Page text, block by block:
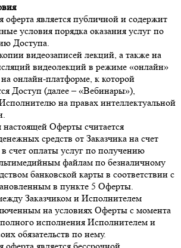
оферта является публичной и содержит
условия порядка оказания услуг по
Доступа.
видеозаписей лекций, а также на
видеолекций в режиме «онлайн»
онлайн-платформе, к которой
Доступ (далее – «Вебинары»),
на правах интеллектуальной
Оферты считается
средств от Заказчика на счет
счет оплаты услуг по получению
файлам по безналичному
банковской карты в соответствии с
в пункте 5 Оферты.
Заказчиком и Исполнителем
на условиях Оферты с момента
исполнения Исполнителем и
обязательств по нему.